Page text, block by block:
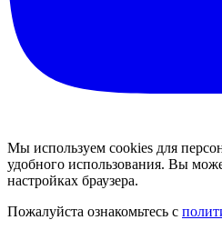
Мы используем cookies для
удобного использования. Вы
настройках браузера.
Пожалуйста ознакомьтесь с